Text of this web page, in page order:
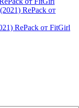
RePack от FitGirl